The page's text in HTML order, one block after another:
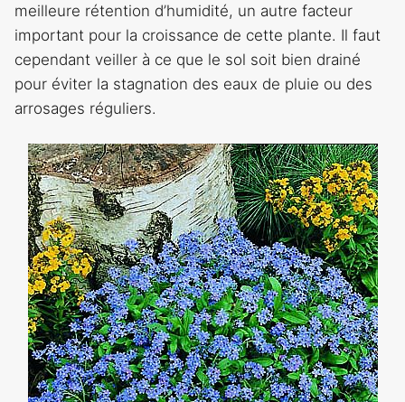
meilleure rétention d’humidité, un autre facteur
important pour la croissance de cette plante. Il faut
cependant veiller à ce que le sol soit bien drainé
pour éviter la stagnation des eaux de pluie ou des
arrosages réguliers.